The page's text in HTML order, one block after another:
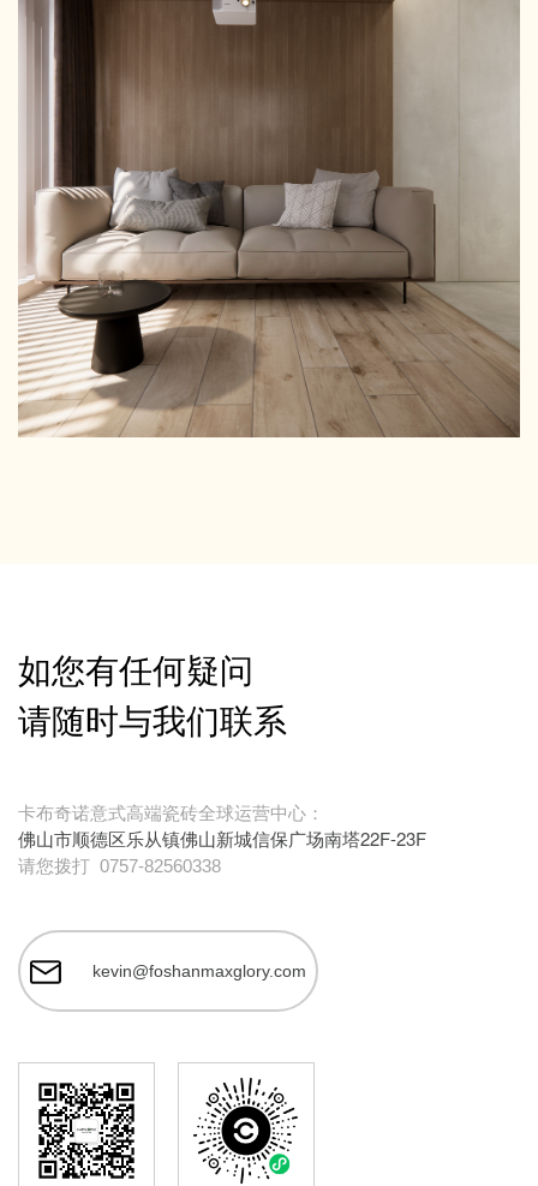
如您有任何疑问
请随时与我们联系
卡布奇诺意式高端瓷砖全球运营中心：
佛山市顺德区乐从镇佛山新城信保广场南塔22F-23F
请您拨打 0757-82560338
kevin@foshanmaxglory.com